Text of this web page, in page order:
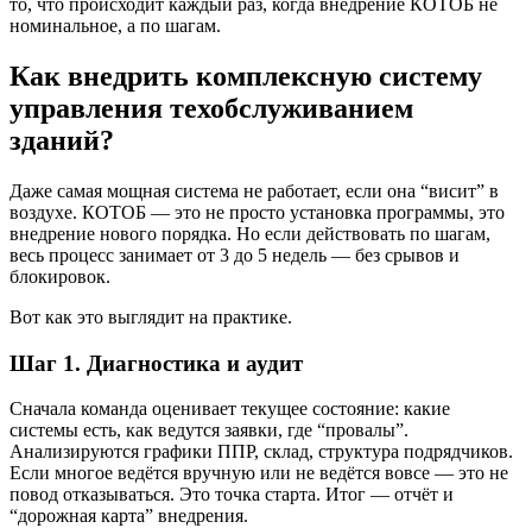
то, что происходит каждый раз, когда внедрение КОТОБ не
номинальное, а по шагам.
Как внедрить комплексную систему
управления техобслуживанием
зданий?
Даже самая мощная система не работает, если она “висит” в
воздухе. КОТОБ — это не просто установка программы, это
внедрение нового порядка. Но если действовать по шагам,
весь процесс занимает от 3 до 5 недель — без срывов и
блокировок.
Вот как это выглядит на практике.
Шаг 1. Диагностика и аудит
Сначала команда оценивает текущее состояние: какие
системы есть, как ведутся заявки, где “провалы”.
Анализируются графики ППР, склад, структура подрядчиков.
Если многое ведётся вручную или не ведётся вовсе — это не
повод отказываться. Это точка старта. Итог — отчёт и
“дорожная карта” внедрения.